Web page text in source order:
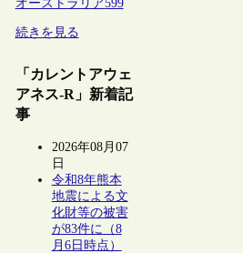
オーストラリア599
続きを見る
「カレントアウェ
アネス-R」新着記
事
2026年08月07
日
令和8年熊本
地震による文
化財等の被害
が83件に（8
月6日時点）